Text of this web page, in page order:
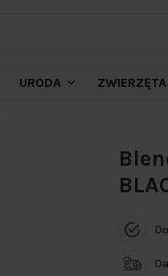
URODA ZWIERZĘTA